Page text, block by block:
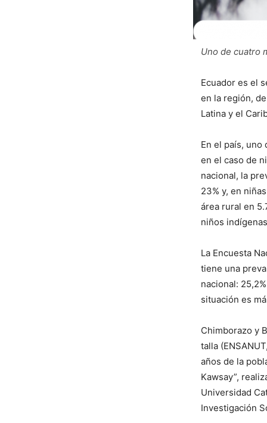
Uno de cuatro
Ecuador es el
en la región,
Latina y el
En el país,
en el caso de
nacional, la
23% y, en
área rural en
niños
La Encuesta
tiene una
nacional:
situación es
Chimborazo y
talla
años de la
Kawsay”,
Universidad
Investigación